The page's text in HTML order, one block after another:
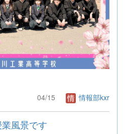
04/15 情報部kxr
業風景です